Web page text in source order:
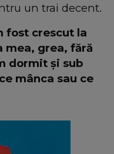
un trai decent.
fost crescut la
mea, grea, fără
dormit și sub
mânca sau ce